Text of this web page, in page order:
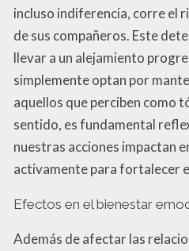
incluso indiferencia, corre el
de sus compañeros. Este
llevar a un alejamiento
simplemente optan por
aquellos que perciben como
sentido, es fundamental
nuestras acciones impactan
activamente para fortalecer
Efectos en el bienestar
Además de afectar las